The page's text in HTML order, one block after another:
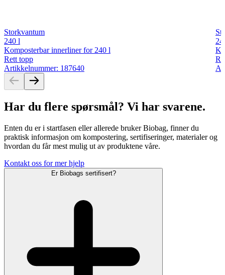
Storkvantum
240 l
Komposterbar innerliner for 240 l
Rett topp
Artikkelnummer: 187640
Har du flere spørsmål? Vi har svarene.
Enten du er i startfasen eller allerede bruker Biobag, finner du
praktisk informasjon om kompostering, sertifiseringer, materialer og
hvordan du får mest mulig ut av produktene våre.
Kontakt oss for mer hjelp
Er Biobags sertifisert?